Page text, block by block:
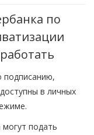
по
подписанию,
в личных
подать